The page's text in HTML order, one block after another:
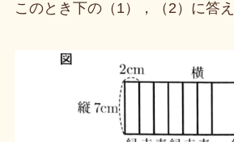
このとき下の（1），（2）に答え